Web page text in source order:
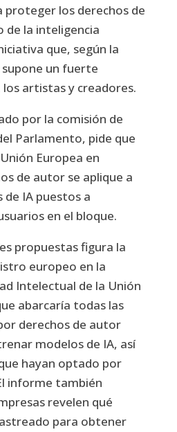
proteger los derechos de
la inteligencia
que, según la
un fuerte
artistas y creadores.
por la comisión de
Parlamento, pide que
Europea en
de autor se aplique a
IA puestos a
en el bloque.
propuestas figura la
europeo en la
Intelectual de la Unión
abarcaría todas las
derechos de autor
modelos de IA, así
hayan optado por
informe también
revelen qué
para obtener